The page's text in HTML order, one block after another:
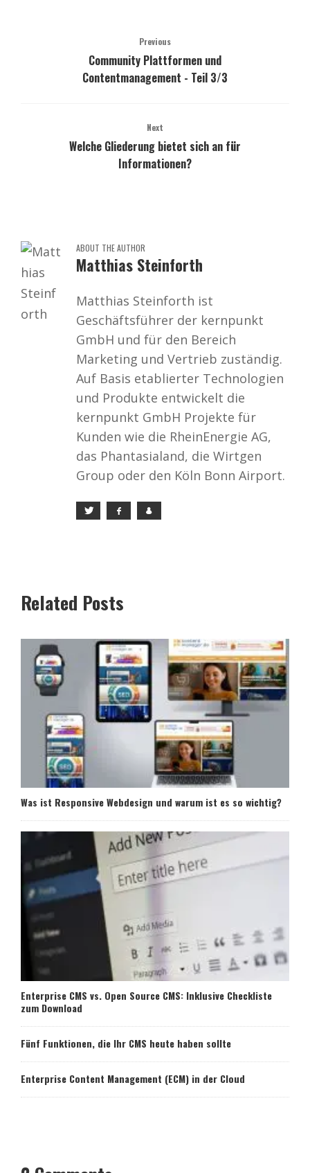
Previous
Community Plattformen und
Contentmanagement - Teil 3/3
Next
Welche Gliederung bietet sich an für
Informationen?
ABOUT THE AUTHOR
Matthias Steinforth
Matthias Steinforth ist
Geschäftsführer der kernpunkt
GmbH und für den Bereich
Marketing und Vertrieb zuständig.
Auf Basis etablierter Technologien
und Produkte entwickelt die
kernpunkt GmbH Projekte für
Kunden wie die RheinEnergie AG,
das Phantasialand, die Wirtgen
Group oder den Köln Bonn Airport.
Related Posts
Was ist Responsive Webdesign und warum ist es so wichtig?
Enterprise CMS vs. Open Source CMS: Inklusive Checkliste
zum Download
Fünf Funktionen, die Ihr CMS heute haben sollte
Enterprise Content Management (ECM) in der Cloud